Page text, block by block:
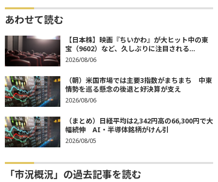
あわせて読む
【日本株】映画『ちいかわ』が大ヒット中の東
宝（9602）など、久しぶりに注目される...
2026/08/06
（朝）米国市場では主要3指数がまちまち 中東
情勢を巡る懸念の後退と好決算が支え
2026/08/06
（まとめ）日経平均は2,342円高の66,300円で大
幅続伸 AI・半導体銘柄がけん引
2026/08/05
「市況概況」の過去記事を読む